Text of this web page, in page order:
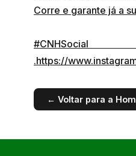
Corre e garante já a
#CNHSocial
.https://
← Voltar para a